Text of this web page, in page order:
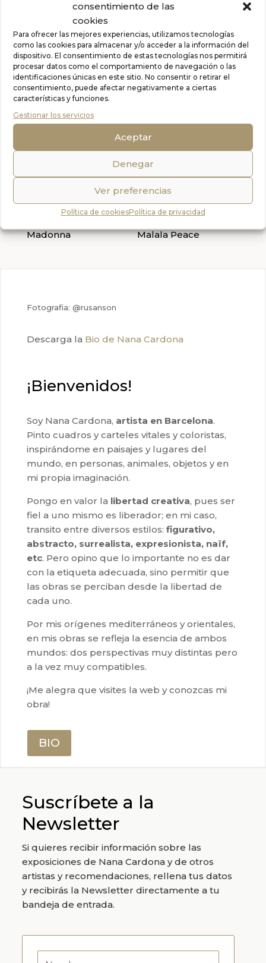
consentimiento de las
cookies
Para ofrecer las mejores experiencias, utilizamos tecnologías
como las cookies para almacenar y/o acceder a la información del
dispositivo. El consentimiento de estas tecnologías nos permitirá
procesar datos como el comportamiento de navegación o las
identificaciones únicas en este sitio. No consentir o retirar el
consentimiento, puede afectar negativamente a ciertas
características y funciones.
Gestionar los servicios
Aceptar
Denegar
Ver preferencias
Política de cookiesPolítica de privacidad
Grito caleidoscópico Frida, Viva la vita!
Madonna Malala Peace
Fotografia: @rusanson
Descarga la Bio de Nana Cardona
¡Bienvenidos!
Soy Nana Cardona, artista en Barcelona.
Pinto cuadros y carteles vitales y coloristas,
inspirándome en paisajes y lugares del
mundo, en personas, animales, objetos y en
mi propia imaginación.
Pongo en valor la libertad creativa, pues ser
fiel a uno mismo es liberador; en mi caso,
transito entre diversos estilos: figurativo,
abstracto, surrealista, expresionista, naïf,
etc. Pero opino que lo importante no es dar
con la etiqueta adecuada, sino permitir que
las obras se perciban desde la libertad de
cada uno.
Por mis orígenes mediterráneos y orientales,
en mis obras se refleja la esencia de ambos
mundos: dos perspectivas muy distintas pero
a la vez muy compatibles.
¡Me alegra que visites la web y conozcas mi
obra!
BIO
Suscríbete a la
Newsletter
Si quieres recibir información sobre las
exposiciones de Nana Cardona y de otros
artistas y recomendaciones, rellena tus datos
y recibirás la Newsletter directamente a tu
bandeja de entrada.